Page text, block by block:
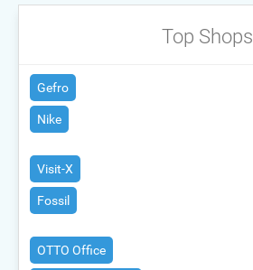
Top Shops
Gefro
Nike
Visit-X
Fossil
OTTO Office